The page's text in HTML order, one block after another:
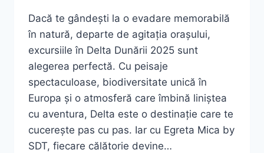
Dacă te gândești la o evadare memorabilă
în natură, departe de agitația orașului,
excursiile în Delta Dunării 2025 sunt
alegerea perfectă. Cu peisaje
spectaculoase, biodiversitate unică în
Europa și o atmosferă care îmbină liniștea
cu aventura, Delta este o destinație care te
cucerește pas cu pas. Iar cu Egreta Mica by
SDT, fiecare călătorie devine…